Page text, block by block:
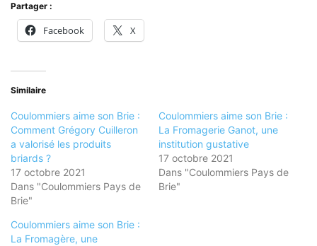
Partager :
Facebook X
Similaire
Coulommiers aime son Brie :
Comment Grégory Cuilleron
a valorisé les produits
briards ?
17 octobre 2021
Dans "Coulommiers Pays de
Brie"
Coulommiers aime son Brie :
La Fromagerie Ganot, une
institution gustative
17 octobre 2021
Dans "Coulommiers Pays de
Brie"
Coulommiers aime son Brie :
La Fromagère, une